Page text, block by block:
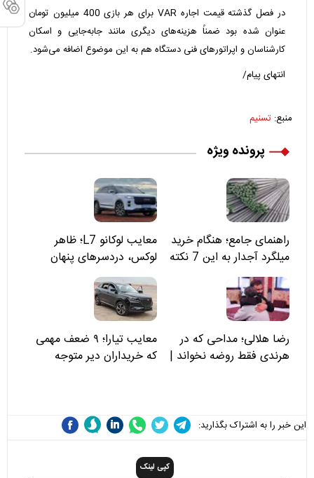
در فصل گذشته قیمت اجاره VAR برای هر بازی 400 میلیون تومان
عنوان شده بود ضمناً هزینه‌های دیگری مانند جابه‌جایی و اسکان
کارشناسان و اپراتورهای فنی دستگاه هم به این موضوع اضافه می‌شود.
انتهای پیام/
منبع: تسنیم
پرونده ویژه
راهنمای جامع؛ هنگام خرید
میلگرد آجدار به این 7 نکته
توجه کنید
معایب لوکانو L7؛ ظاهر
لوکس، دردسرهای پنهان
رضا هلالی؛ مداحی که در
هرندی فقط روضه نخواند |
معایب تیارا؛ ۹ ضعف مهمی
که خریداران دیر متوجه
این خبر را به اشتراک بگذارید:
کپی لینک